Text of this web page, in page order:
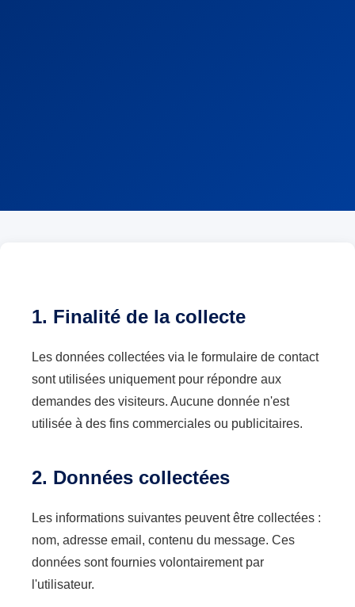
1. Finalité de la collecte
Les données collectées via le formulaire de contact
sont utilisées uniquement pour répondre aux
demandes des visiteurs. Aucune donnée n'est
utilisée à des fins commerciales ou publicitaires.
2. Données collectées
Les informations suivantes peuvent être collectées :
nom, adresse email, contenu du message. Ces
données sont fournies volontairement par
l'utilisateur.